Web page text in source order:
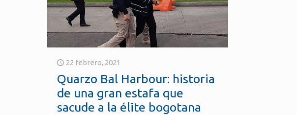
22 febrero, 2021
Quarzo Bal Harbour: historia
de una gran estafa que
sacude a la élite bogotana